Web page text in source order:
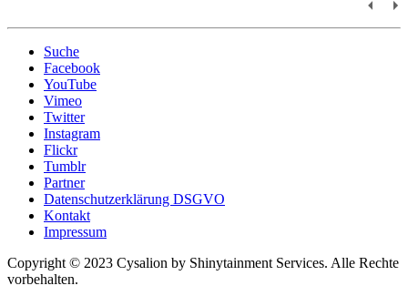
Suche
Facebook
YouTube
Vimeo
Twitter
Instagram
Flickr
Tumblr
Partner
Datenschutzerklärung DSGVO
Kontakt
Impressum
Copyright © 2023 Cysalion by Shinytainment Services. Alle Rechte
vorbehalten.